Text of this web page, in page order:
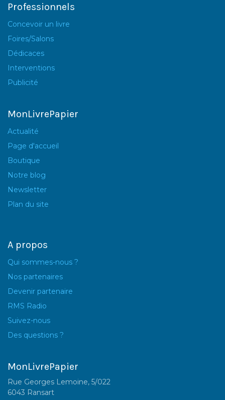
Professionnels
Concevoir un livre
Foires/Salons
Dédicaces
Interventions
Publicité
MonLivrePapier
Actualité
Page d'accueil
Boutique
Notre blog
Newsletter
Plan du site
A propos
Qui sommes-nous ?
Nos partenaires
Devenir partenaire
RMS Radio
Suivez-nous
Des questions ?
MonLivrePapier
Rue Georges Lemoine, 5/022
6043 Ransart